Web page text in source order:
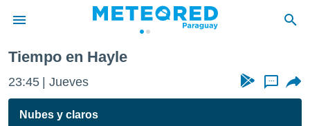
de
ha
Tiempo en Hayle
23:45 Jueves ...
Nubes y claros